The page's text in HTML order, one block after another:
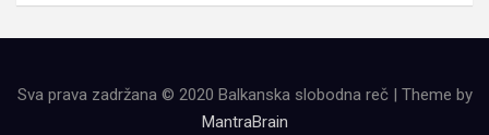
Sva prava zadržana © 2020 Balkanska slobodna reč | Theme by
MantraBrain